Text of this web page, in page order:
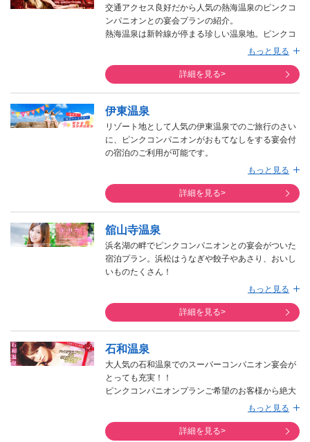
掲載しているプランの他にもお値段重視のお客様に
はコンパニオン90分プランなどがありますので、ご
要望の方はお申し込み時に教えて下さいませ。
交通アクセス良好だから人気の熱海温泉のピンクコ
ンパニオンとの宴会プランの紹介。
熱海温泉は新幹線が停まる珍しい温泉地。ピンクコ
ンパニオンのプランも多数取り扱っていますので、
また、宴会が終わってから夜の街に遊びに出たいと
いうお客様は、温泉街に歓楽エリアがあるので熱海
せっかくの旅行なのでと貸切風呂のオプションをつ
けられたり、露天風呂付客室のプランを選ばれるお
客様も結構いらっしゃいますので、ご予算に余裕が
あるようでしたらご利用頂きたいです。
もっと見る
詳細を見る>
伊東温泉
リゾート地として人気の伊東温泉でのご旅行のさい
に、ピンクコンパニオンがおもてなしをする宴会付
の宿泊のご利用が可能です。
伊豆半島で人気のリゾート温泉地、伊東温泉は人気
もっと見る
詳細を見る>
舘山寺温泉
浜名湖の畔でピンクコンパニオンとの宴会がついた
宿泊プラン。浜松はうなぎや餃子やあさり、おいし
いものたくさん！
静岡県の浜松市にある浜名湖のほとりに湧き出る温
がついた宿泊プランをお手配いたします。
もっと見る
詳細を見る>
石和温泉
大人気の石和温泉でのスーパーコンパニオン宴会が
とっても充実！！
ピンクコンパニオンプランご希望のお客様から絶大
後の夜遊びを含めてのお楽しみが待っています。
もっと見る
詳細を見る>